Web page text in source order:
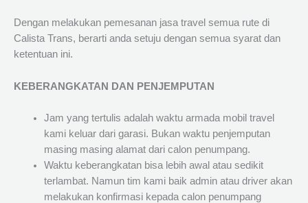
Dengan melakukan pemesanan jasa travel semua rute di
Calista Trans, berarti anda setuju dengan semua syarat dan
ketentuan ini.
KEBERANGKATAN DAN PENJEMPUTAN
Jam yang tertulis adalah waktu armada mobil travel
kami keluar dari garasi. Bukan waktu penjemputan
masing masing alamat dari calon penumpang.
Waktu keberangkatan bisa lebih awal atau sedikit
terlambat. Namun tim kami baik admin atau driver akan
melakukan konfirmasi kepada calon penumpang